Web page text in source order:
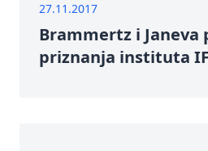
27.11.2017
Brammertz i
priznanja instituta